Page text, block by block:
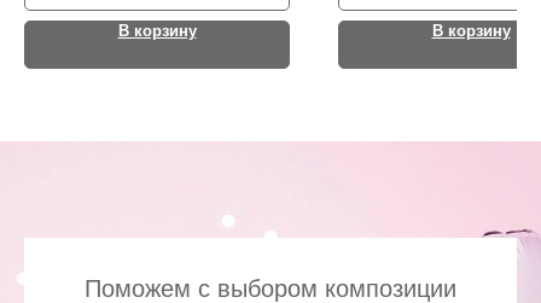
В корзину В корзину
Поможем с выбором композиции